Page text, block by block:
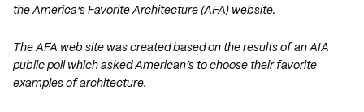
the America’s Favorite Architecture (AFA) website.
The AFA web site was created based on the results of an AIA
public poll which asked American’s to choose their favorite
examples of architecture.